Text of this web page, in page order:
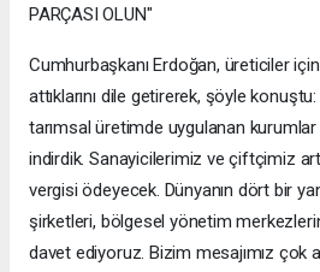
PARÇASI OLUN"
Cumhurbaşkanı Erdoğan, üreticiler
attıklarını dile getirerek, şöyle
tarımsal üretimde uygulanan kurumlar
indirdik. Sanayicilerimiz ve çiftçimiz
vergisi ödeyecek. Dünyanın dört bir
şirketleri, bölgesel yönetim
davet ediyoruz. Bizim mesajımız çok